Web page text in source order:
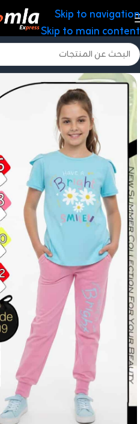
Skip to navigation
Skip to main content